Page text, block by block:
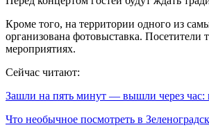
Кроме того, на территории одного из
организована фотовыставка. Посетители
мероприятиях.
Сейчас читают:
Зашли на пять минут — вышли через
Что необычное посмотреть в